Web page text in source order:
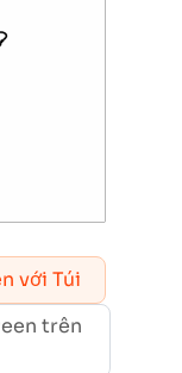
với Túi
trên